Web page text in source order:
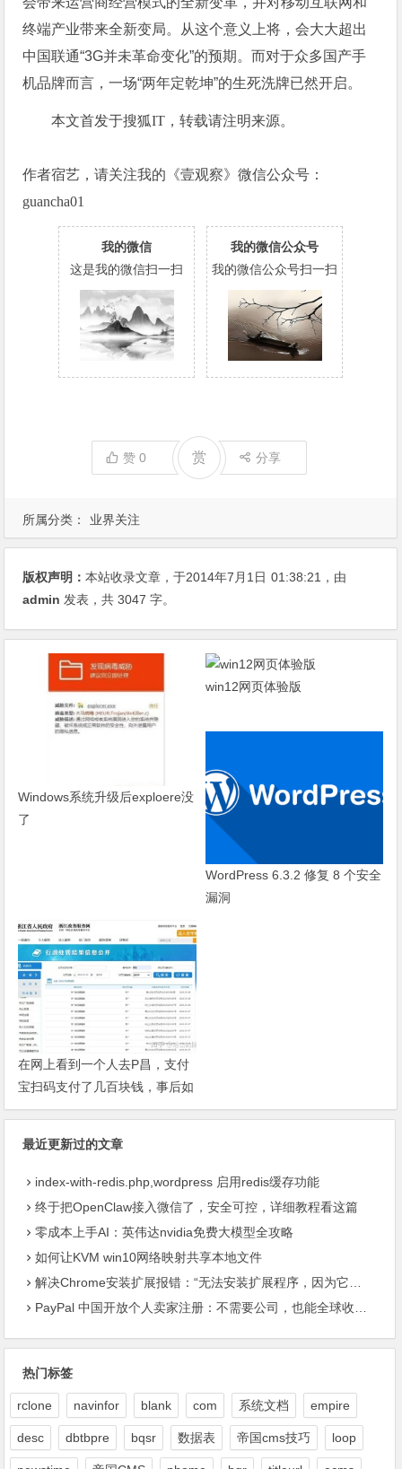
所属分类： 业界关注
终端产业带来全新变局。从这个意义上将，会大大超出
中国联通“3G并未革命变化”的预期。而对于众多国产手
机品牌而言，一场“两年定乾坤”的生死洗牌已然开启。
本文首发于搜狐IT，转载请注明来源。
作者宿艺，请关注我的《壹观察》微信公众号：
guancha01
我的微信
这是我的微信扫一扫
我的微信公众号
我的微信公众号扫一扫
赞0 赏 分享
版权声明：本站收录文章，于2014年7月1日 01:38:21 ，由
admin 发表，共 3047 字。
Windows系统升级后exploere没
了
win12网页体验版
WordPress 6.3.2 修复 8 个安全
漏洞
在网上看到一个人去P昌，支付
宝扫码支付了几百块钱，事后如
果小姐被抓后会不会JC根据转
最近更新过的文章
index-with-redis.php,wordpress 启用redis缓存功能
终于把OpenClaw接入微信了，安全可控，详细教程看这篇
零成本上手AI：英伟达nvidia免费大模型全攻略
如何让KVM win10网络映射共享本地文件
解决Chrome安装扩展报错：“无法安装扩展程序，因为它使用了不受支持的清单版本“
PayPal 中国开放个人卖家注册：不需要公司，也能全球收款了
热门标签
rclone navinfor blank com 系统文档 empire
desc dbtbpre bqsr 数据表 帝国cms技巧 loop